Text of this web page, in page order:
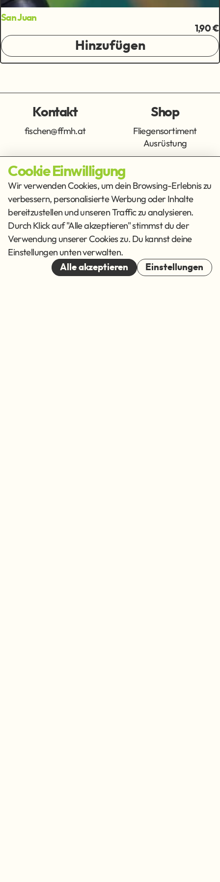
San Juan
1,90 €
Hinzufügen
Kontakt
fischen@ffmh.at
Shop
Fliegensortiment
Ausrüstung
Info
Impressum
Datenschutz
AGB
Get Social
© 2026
Cookie Einwilligung
Wir verwenden Cookies, um dein Browsing-Erlebnis zu
verbessern, personalisierte Werbung oder Inhalte
bereitzustellen und unseren Traffic zu analysieren.
Durch Klick auf "Alle akzeptieren" stimmst du der
Verwendung unserer Cookies zu. Du kannst deine
Einstellungen unten verwalten.
Alle akzeptieren Einstellungen